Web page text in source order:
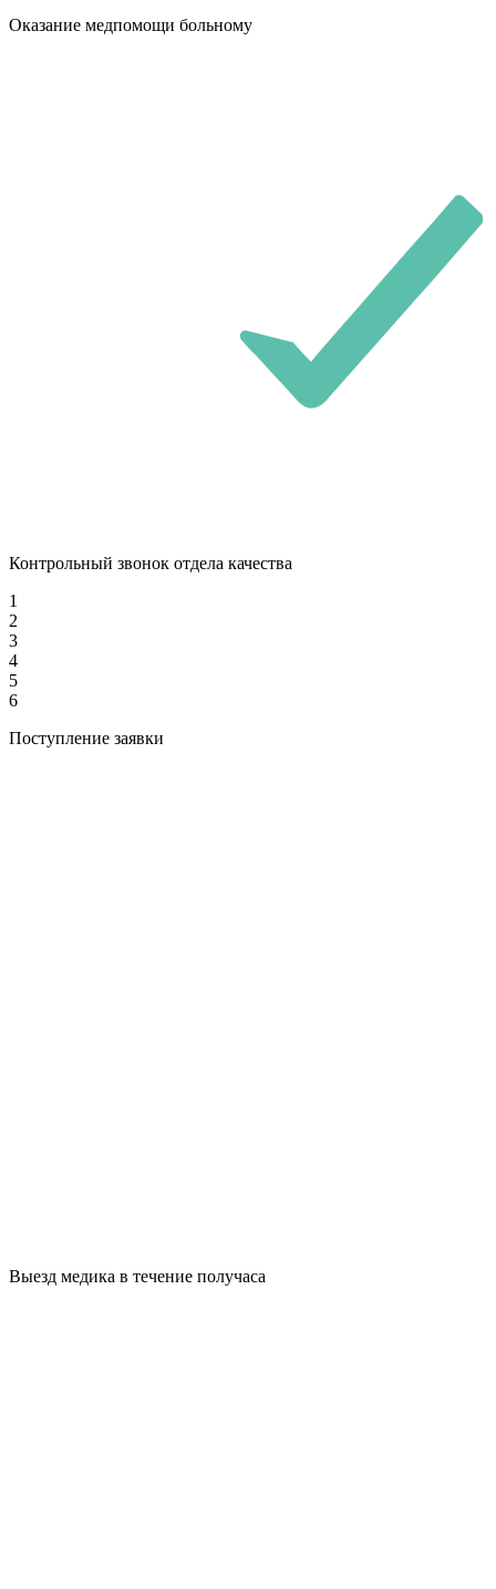
Оказание медпомощи больному
Контрольный звонок отдела качества
1
2
3
4
5
6
Поступление заявки
Выезд медика в течение получаса